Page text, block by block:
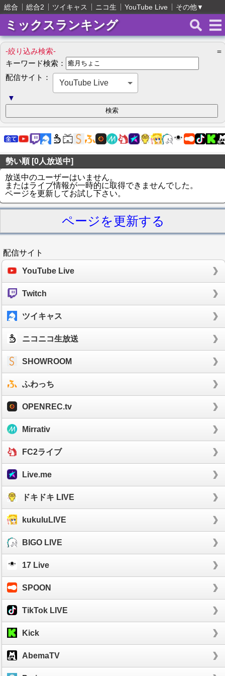
総合 総合2 ツイキャス ニコ生 YouTube Live その他▼
ミックスランキング
-絞り込み検索-
＝
キーワード検索：
配信サイト：
YouTube Live
▼
勢い順 [0人放送中]
放送中のユーザーはいません。
またはライブ情報が一時的に取得できませんでした。
ページを更新してお試し下さい。
ページを更新する
配信サイト
YouTube Live
Twitch
ツイキャス
ニコニコ生放送
SHOWROOM
ふわっち
OPENREC.tv
Mirrativ
FC2ライブ
Live.me
ドキドキ LIVE
kukuluLIVE
BIGO LIVE
17 Live
SPOON
TikTok LIVE
Kick
AbemaTV